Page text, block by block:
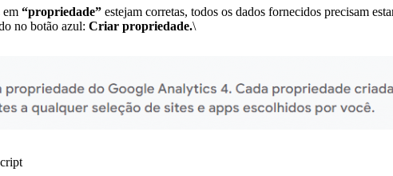
em “propriedade” estejam corretas, todos os dados fornecidos precisam
no botão azul: Criar propriedade.\